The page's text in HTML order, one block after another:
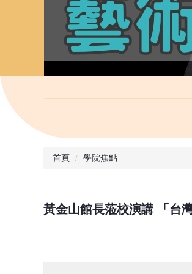
首頁 學院焦點
黃金山館長蒞校演講 「台